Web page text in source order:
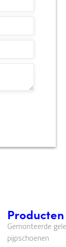
Producten
Gemonteerde
pijpschoenen